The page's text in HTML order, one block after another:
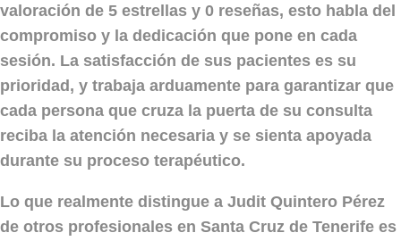
valoración de 5 estrellas y 0 reseñas, esto habla del
compromiso y la dedicación que pone en cada
sesión. La satisfacción de sus pacientes es su
prioridad, y trabaja arduamente para garantizar que
cada persona que cruza la puerta de su consulta
reciba la atención necesaria y se sienta apoyada
durante su proceso terapéutico.
Lo que realmente distingue a Judit Quintero Pérez
de otros profesionales en Santa Cruz de Tenerife es